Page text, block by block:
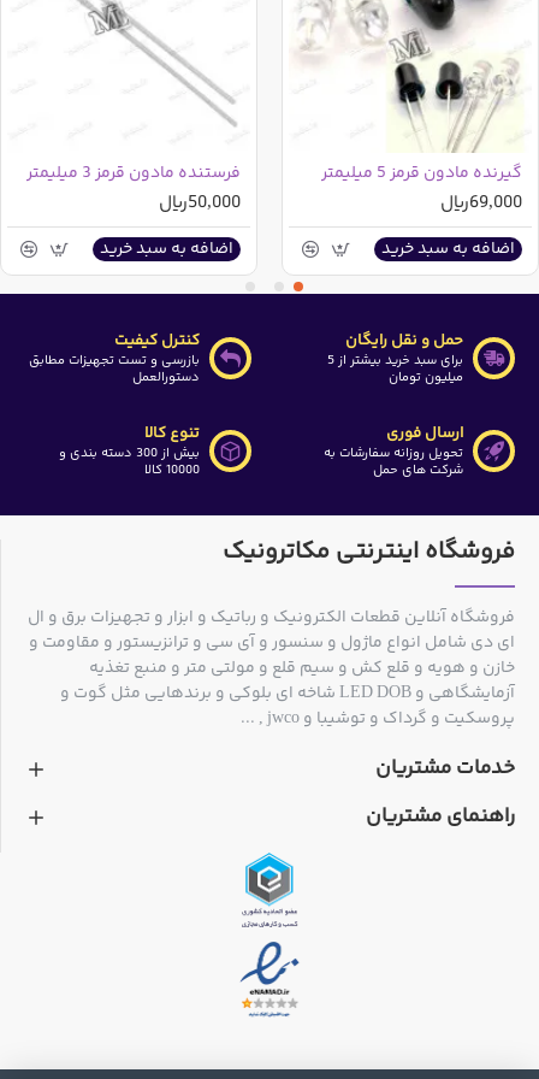
گیرنده مادون قرمز 5 میلیمتر
69,000ریال
اضافه به سبد خرید
فرستنده مادون قرمز 3 میلیمتر
50,000ریال
اضافه به سبد خرید
حمل و نقل رایگان
برای سبد خرید بیشتر از 5
میلیون تومان
کنترل کیفیت
بازرسی و تست تجهیزات مطابق
دستورالعمل
ارسال فوری
تحویل روزانه سفارشات به
شرکت های حمل
تنوع کالا
بیش از 300 دسته بندی و
10000 کالا
فروشگاه اینترنتی مکاترونیک
فروشگاه آنلاین قطعات الکترونیک و رباتیک و ابزار و تجهیزات برق و ال
ای دی شامل انواع ماژول و سنسور و آی سی و ترانزیستور و مقاومت و
خازن و هویه و قلع کش و سیم قلع و مولتی متر و منبع تغذیه
آزمایشگاهی و LED DOB شاخه ای بلوکی و برندهایی مثل گوت و
پروسکیت و گرداک و توشیبا و jwco , ...
خدمات مشتریان
راهنمای مشتریان